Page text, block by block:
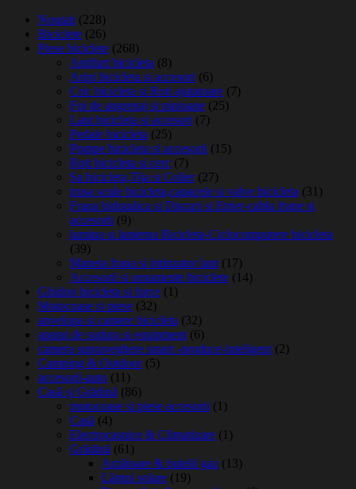
Noutati (228)
Biciclete (26)
Piese biciclete (268)
Antifurt bicicleta (8)
Aripi bicicleta si accesori (6)
Cric bicicleta si Roti ajutatoare (7)
Foi de angrenaj si pinioane (25)
Lant bicicleta si accesori (7)
Pedale bicicleta (25)
Pompe bicicleta si accesorii (15)
Roti bicicleta si cerc (7)
Sa bicicleta,Tija si Colier (27)
trusa scule bicicleta,capacele si valve bicicleta (31)
Frana hidraulica si Discuri si Etrier-cablu frane si
accesorii (9)
lumina si lanterna Bicicleta-Ciclocomputere bicicleta
(39)
Maneta frana si intinzator lant (17)
Accesorii si ornamente biciclete (14)
Ghidon bicicleta si force (1)
Motocoase si piese (32)
anvelopa si camere bicicleta (32)
aparat de sudura si equipment (6)
camera supraveghere smart -produce-inteligent (2)
Camping & Outdoor (5)
accesorii-auto (11)
Casă și Grădină (86)
motocoase si piese accesorii (1)
Casă (4)
Electrocasnice & Climatizare (1)
Grădină (61)
Arzătoare & butelii gaz (13)
Lămpi solare (19)